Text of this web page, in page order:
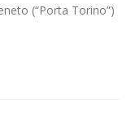
(“Porta Torino”)